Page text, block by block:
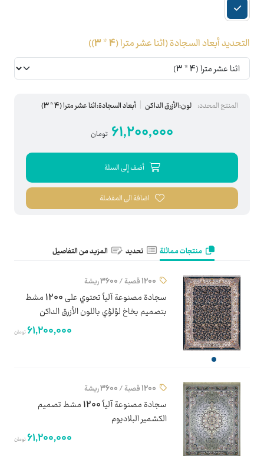
التحديد أبعاد السجادة(اثنا عشر مترا (4 * 3))
المنتج المحدد: لون:الأزرق الداكن أبعاد السجادة:اثنا عشر مترا (4 * 3)
61,200,000 تومان
أضف إلى السلة
اضافة الى المفضلة
منتجات مماثلة تحديد المزيد من التفاصيل
1200 قصبة / 3600 ريشة
سجادة مصنوعة آلياً تحتوي على 1200 مشط
بتصميم بخاخ لؤلؤي باللون الأزرق الداكن
61,200,000تومان
1200 قصبة / 3600 ريشة
سجادة مصنوعة آلياً 1200 مشط تصميم
الكشمير البلاديوم
61,200,000تومان